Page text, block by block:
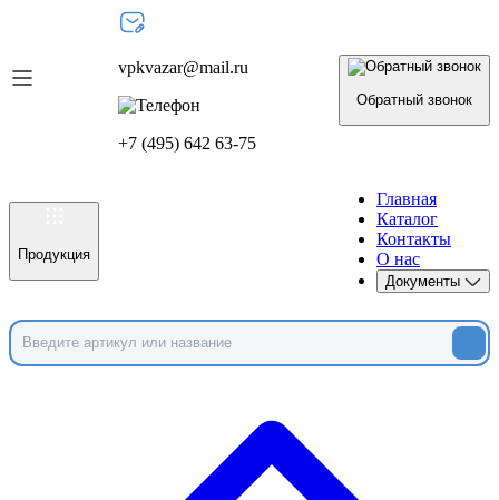
vpkvazar@mail.ru
+7 (495) 642 63-75
Обратный звонок
Продукция
Главная
Каталог
Контакты
О нас
Документы